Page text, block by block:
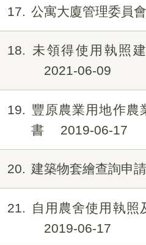
17 公寓大廈管理委員
18
未領得使用執照
2021-06-09
19
豐原農業用地作農
書
2019-06-17
20 建築物套繪查詢申
21
自用農舍使用執照
2019-06-17